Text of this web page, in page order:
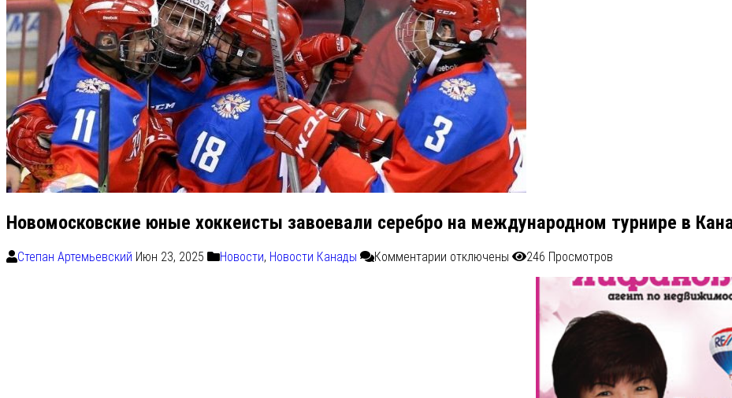
Новомосковские юные хоккеисты завоевали серебро на международном турнире в
Степан Артемьевский Июн 23, 2025 Новости, Новости Канады Комментарии отключены 246 Просмотров